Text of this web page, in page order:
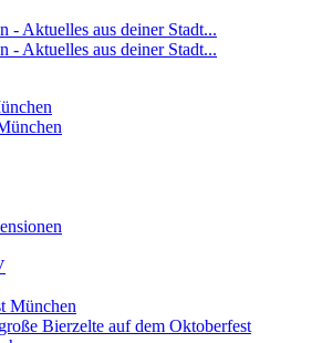
München
Bierzelte auf dem Oktoberfest